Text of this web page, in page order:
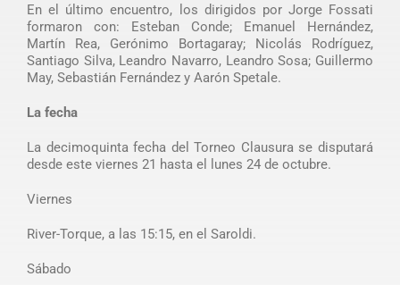
En el último encuentro, los dirigidos por Jorge Fossati
formaron con: Esteban Conde; Emanuel Hernández,
Martín Rea, Gerónimo Bortagaray; Nicolás Rodríguez,
Santiago Silva, Leandro Navarro, Leandro Sosa; Guillermo
May, Sebastián Fernández y Aarón Spetale.
La fecha
La decimoquinta fecha del Torneo Clausura se disputará
desde este viernes 21 hasta el lunes 24 de octubre.
Viernes
River-Torque, a las 15:15, en el Saroldi.
Sábado